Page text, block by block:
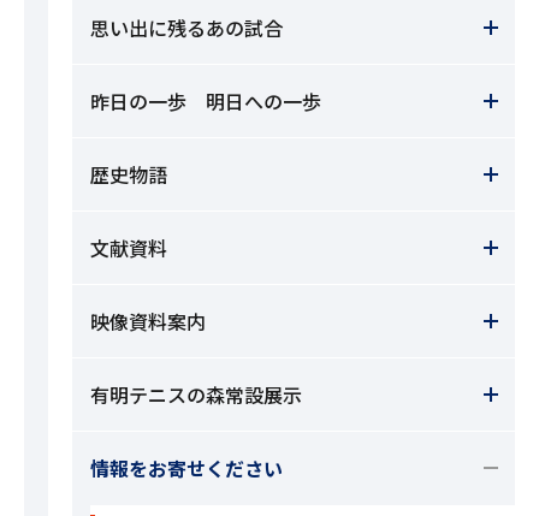
思い出に残るあの試合
昨日の一歩 明日への一歩
歴史物語
文献資料
映像資料案内
有明テニスの森常設展示
情報をお寄せください